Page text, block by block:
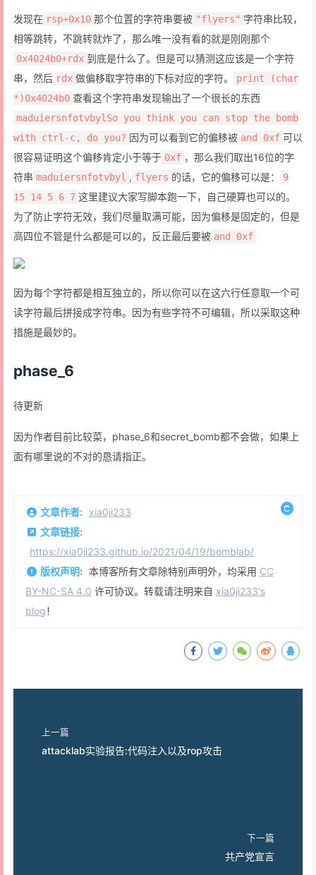
发现在 rsp+0x10 那个位置的字符串要被 "flyers" 字符串比较，
相等跳转，不跳转就炸了，那么唯一没有看的就是刚刚那个
0x4024b0+rdx 到底是什么了。但是可以猜测这应该是一个字符
串，然后 rdx 做偏移取字符串的下标对应的字符。
print (char
*)0x4024b0 查看这个字符串发现输出了一个很长的东西
maduiersnfotvbylSo you think you can stop the bomb
with ctrl-c, do you? 因为可以看到它的偏移被 and 0xf 可以
很容易证明这个偏移肯定小于等于 0xf ，那么我们取出16位的字
符串 maduiersnfotvbyl , flyers 的话，它的偏移可以是：
9
15 14 5 6 7 这里建议大家写脚本跑一下，自己硬算也可以的。
为了防止字符无效，我们尽量取满可能，因为偏移是固定的，但是
高四位不管是什么都是可以的，反正最后要被 and 0xf
因为每个字符都是相互独立的，所以你可以在这六行任意取一个可
读字符最后拼接成字符串。因为有些字符不可编辑，所以采取这种
措施是最妙的。
phase_6
待更新
因为作者目前比较菜，phase_6和secret_bomb都不会做，如果上
面有哪里说的不对的恳请指正。
文章作者: xia0ji233
文章链接:
https://xia0ji233.github.io/2021/04/19/bomblab/
版权声明: 本博客所有文章除特别声明外，均采用 CC
BY-NC-SA 4.0 许可协议。转载请注明来自 xia0ji233's
blog！
上一篇
attacklab实验报告:代码注入以及rop攻击
下一篇
共产党宣言